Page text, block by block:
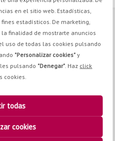
en el sitio web. Estadísticas,
estadísticos. De marketing,
finalidad de mostrarte anuncios
uso de todas las cookies pulsando
"Personalizar cookies" y
pulsando "Denegar" . Haz click
cookies.
todas
cookies
02007, Albacete